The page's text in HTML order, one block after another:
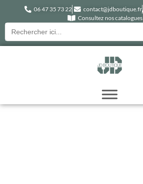
06 47 35 73 22 contact@jdboutique.fr
Consultez nos catalogues
Recherche
pour :